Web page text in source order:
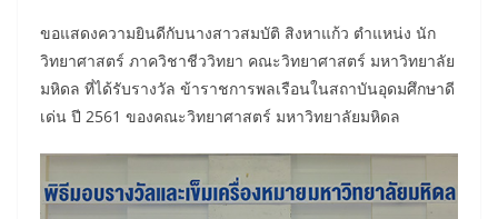
ขอแสดงความยินดีกับนางสาวสมบัติ สิงหาแก้ว ตำแหน่ง นัก
วิทยาศาสตร์ ภาควิชาชีววิทยา คณะวิทยาศาสตร์ มหาวิทยาลัย
มหิดล ที่ได้รับรางวัล ข้าราชการพลเรือนในสถาบันอุดมศึกษาดี
เด่น ปี 2561 ของคณะวิทยาศาสตร์ มหาวิทยาลัยมหิดล